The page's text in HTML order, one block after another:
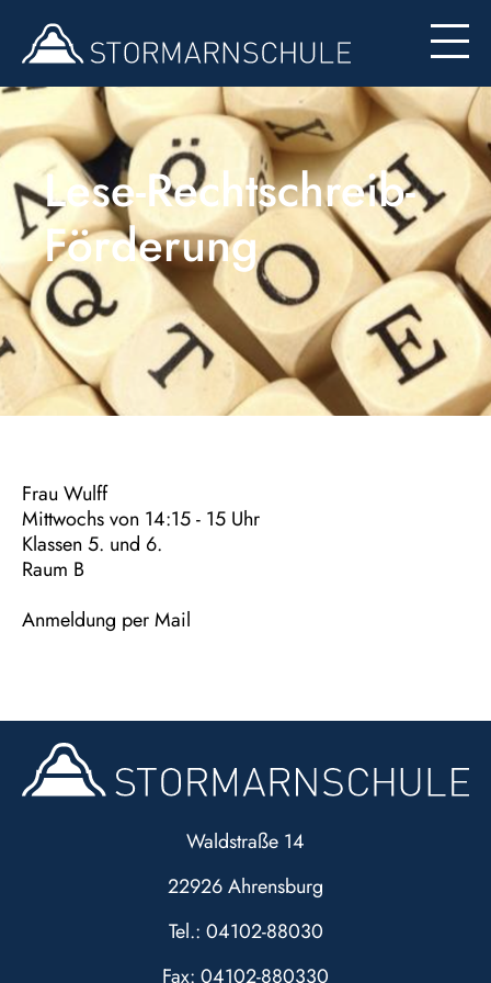
Formulare
Lese-Rechtschreib-
Förderung
Frau Wulff
Mittwochs von 14:15 - 15 Uhr
Klassen 5. und 6.
Raum B
Anmeldung per Mail
Waldstraße 14
22926 Ahrensburg
Tel.: 04102-88030
Fax: 04102-880330